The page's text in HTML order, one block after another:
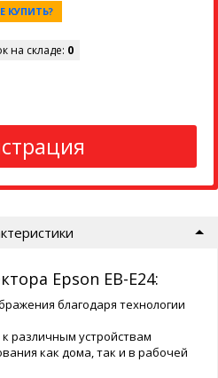
КУПИТЬ?
на складе: 0
Epson EB-E24:
благодаря технологии
различным устройствам
как дома, так и в рабочей